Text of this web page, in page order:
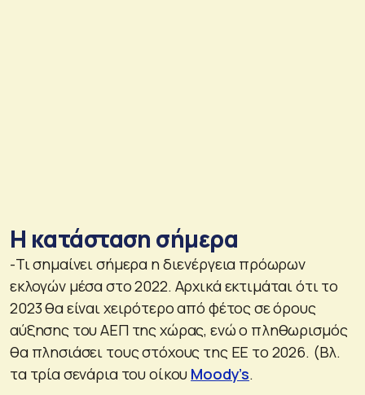
Η κατάσταση σήμερα
-Τι σημαίνει σήμερα η διενέργεια πρόωρων
εκλογών μέσα στο 2022. Αρχικά εκτιμάται ότι το
2023 θα είναι χειρότερο από φέτος σε όρους
αύξησης του ΑΕΠ της χώρας, ενώ ο πληθωρισμός
θα πλησιάσει τους στόχους της ΕΕ το 2026. (Βλ.
τα τρία σενάρια του οίκου Moody’s.